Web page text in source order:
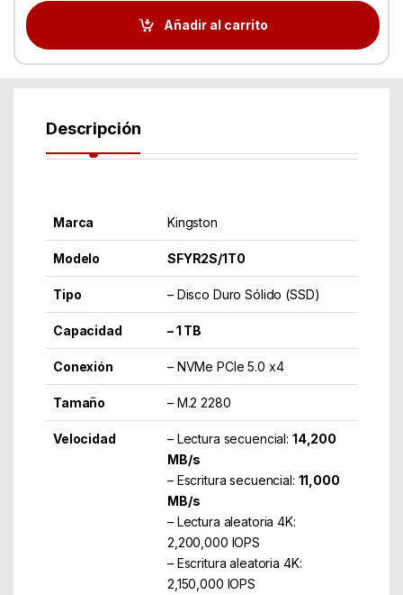
Añadir al carrito
Descripción
Marca Kingston
Modelo SFYR2S/1T0
Tipo – Disco Duro Sólido (SSD)
Capacidad – 1 TB
Conexión – NVMe PCIe 5.0 x4
Tamaño – M.2 2280
Velocidad – Lectura secuencial: 14,200
MB/s
– Escritura secuencial: 11,000
MB/s
– Lectura aleatoria 4K:
2,200,000 IOPS
– Escritura aleatoria 4K:
2,150,000 IOPS